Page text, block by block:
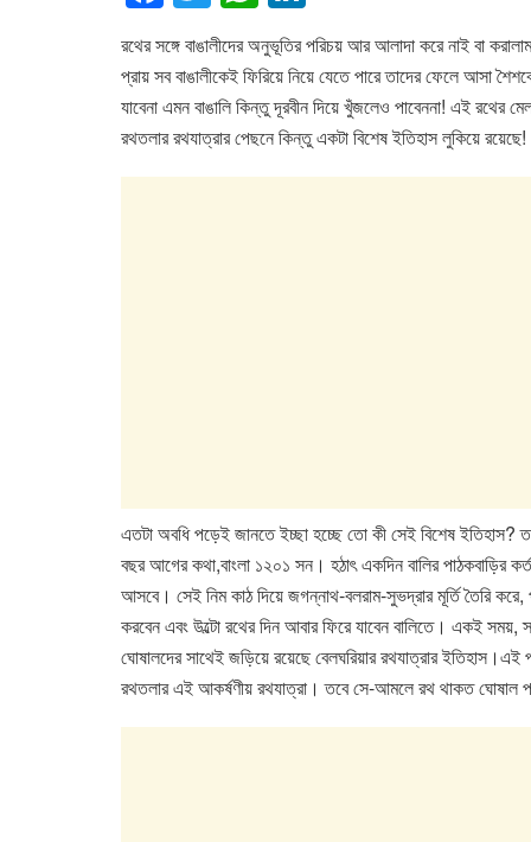
a
c
e
b
o
wi
tt
er
h
at
s
A
p
n
k
e
dI
n
রথের সঙ্গে বাঙালীদের অনুভূতির পরিচয় আর আলাদা করে নাই বা
প্রায় সব বাঙালীকেই ফিরিয়ে নিয়ে যেতে পারে তাদের ফেলে আসা
যাবেনা এমন বাঙালি কিন্তু দূরবীন দিয়ে খুঁজলেও পাবেননা! এই রথের
রথতলার রথযাত্রার পেছনে কিন্তু একটা বিশেষ ইতিহাস লুকিয়ে রয়েছে!
এতটা অবধি পড়েই জানতে ইচ্ছা হচ্ছে তো কী সেই বিশেষ
বছর আগের কথা,বাংলা ১২০১ সন। হঠাৎ একদিন বালির পাঠকবাড়ির
আসবে। সেই নিম কাঠ দিয়ে জগন্নাথ-বলরাম-সুভদ্রার মূর্তি তৈরি
করবেন এবং উল্টো রথের দিন আবার ফিরে যাবেন বালিতে। একই সময়,
ঘোষালদের সাথেই জড়িয়ে রয়েছে বেলঘরিয়ার রথযাত্রার
রথতলার এই আকর্ষণীয় রথযাত্রা। তবে সে-আমলে রথ থাকত ঘোষাল